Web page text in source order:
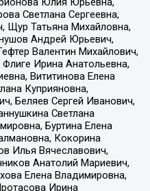
Светлана Сергеевна,
Щур Татьяна Михайловна,
Андрей Юрьевич,
Валентин Михайлович,
Ирина Анатольевна,
Вититинова Елена
Куприяновна,
Беляев Сергей Иванович,
Светлана
Буртина Елена
Кокорина
Илья Вячеславович,
Анатолий Мариевич,
Елена Владимировна,
Ирина